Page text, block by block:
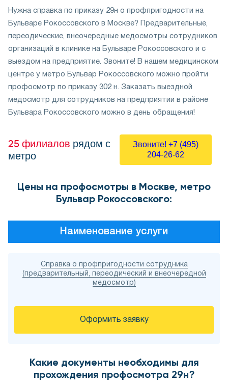
Нужна справка по приказу 29н о профпригодности на
Бульваре Рокоссовского в Москве? Предварительные,
переодические, внеочередные медосмотры сотрудников
организаций в клинике на Бульваре Рокоссовского и с
выездом на предприятие. Звоните! В нашем медицинском
центре у метро Бульвар Рокоссовского можно пройти
профосмотр по приказу 302 н. Заказать выездной
медосмотр для сотрудников на предприятии в районе
Бульвара Рокоссовского можно в день обращения!
25 филиалов рядом с
метро
Звоните! +7 (495)
204-26-62
Цены на профосмотры в Москве, метро
Бульвар Рокоссовского:
Наименование услуги
Справка о профпригодности сотрудника
(предварительный, переодический и внеочередной
медосмотр)
Оформить заявку
Какие документы необходимы для
прохождения профосмотра 29н?